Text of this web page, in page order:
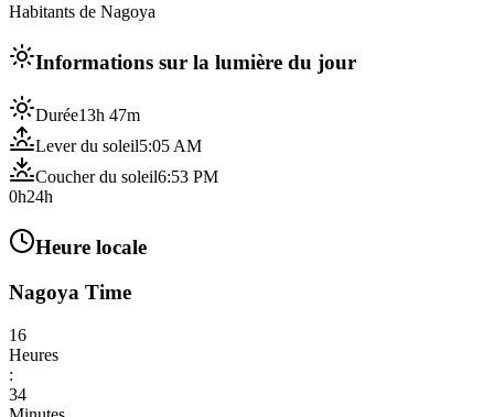
Habitants de Nagoya
Informations sur la lumière du jour
Durée13h 47m
Lever du soleil5:05 AM
Coucher du soleil6:53 PM
0h24h
Heure locale
Nagoya Time
16
Heures
:
34